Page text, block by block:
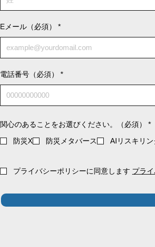
Eメール（必須）
電話番号（必須）
関心のあることをお選びください。（必須） *R
q
e
d
防災X 防災メタバース AIリスキリン
プライバシーポリシーに同意します プラ